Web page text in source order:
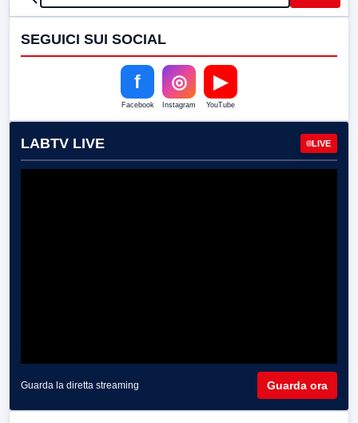
SEGUICI SUI SOCIAL
f
Facebook
◎
Instagram
▶
YouTube
LABTV LIVE LIVE
Guarda la diretta streaming Guarda ora